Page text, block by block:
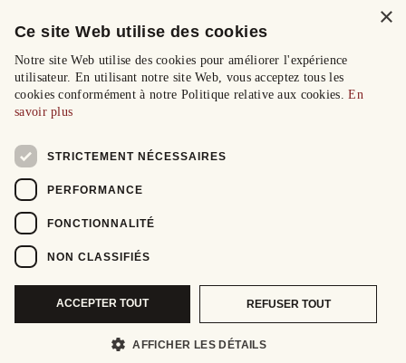
×
Ce site Web utilise des cookies
Notre site Web utilise des cookies pour améliorer l'expérience
utilisateur. En utilisant notre site Web, vous acceptez tous les
cookies conformément à notre Politique relative aux cookies.En
savoir plus
STRICTEMENT NÉCESSAIRES
PERFORMANCE
FONCTIONNALITÉ
NON CLASSIFIÉS
ACCEPTER TOUT REFUSER TOUT
AFFICHER LES DÉTAILS